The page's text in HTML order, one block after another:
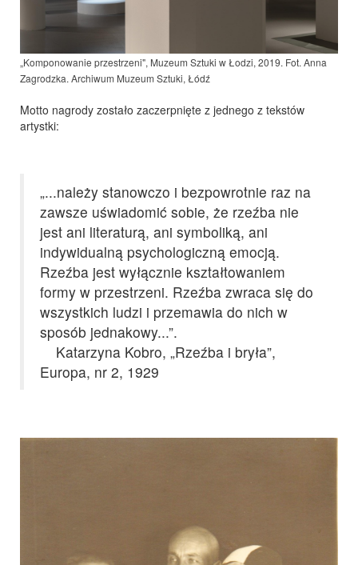
„Komponowanie przestrzeni", Muzeum Sztuki w Łodzi, 2019. Fot. Anna
Zagrodzka. Archiwum Muzeum Sztuki, Łódź
Motto nagrody zostało zaczerpnięte z jednego z tekstów
artystki:
„...należy stanowczo i bezpowrotnie raz na
zawsze uświadomić sobie, że rzeźba nie
jest ani literaturą, ani symboliką, ani
indywidualną psychologiczną emocją.
Rzeźba jest wyłącznie kształtowaniem
formy w przestrzeni. Rzeźba zwraca się do
wszystkich ludzi i przemawia do nich w
sposób jednakowy...”.
Katarzyna Kobro, „Rzeźba i bryła”,
Europa, nr 2, 1929